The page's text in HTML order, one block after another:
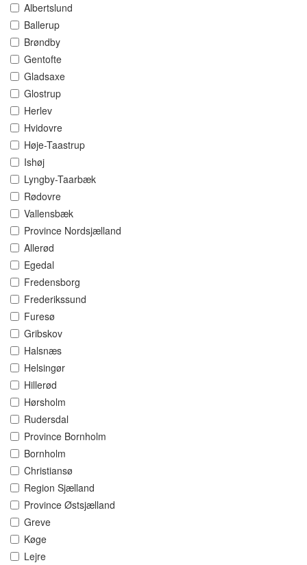
Albertslund
Ballerup
Brøndby
Gentofte
Gladsaxe
Glostrup
Herlev
Hvidovre
Høje-Taastrup
Ishøj
Lyngby-Taarbæk
Rødovre
Vallensbæk
Province Nordsjælland
Allerød
Egedal
Fredensborg
Frederikssund
Furesø
Gribskov
Halsnæs
Helsingør
Hillerød
Hørsholm
Rudersdal
Province Bornholm
Bornholm
Christiansø
Region Sjælland
Province Østsjælland
Greve
Køge
Lejre